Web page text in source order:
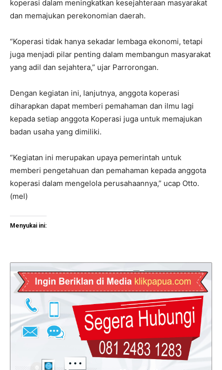
koperasi dalam meningkatkan kesejahteraan masyarakat
dan memajukan perekonomian daerah.
“Koperasi tidak hanya sekadar lembaga ekonomi, tetapi
juga menjadi pilar penting dalam membangun masyarakat
yang adil dan sejahtera,” ujar Parrorongan.
Dengan kegiatan ini, lanjutnya, anggota koperasi
diharapkan dapat memberi pemahaman dan ilmu lagi
kepada setiap anggota Koperasi juga untuk memajukan
badan usaha yang dimiliki.
“Kegiatan ini merupakan upaya pemerintah untuk
memberi pengetahuan dan pemahaman kepada anggota
koperasi dalam mengelola perusahaannya,” ucap Otto.
(mel)
Menyukai ini: